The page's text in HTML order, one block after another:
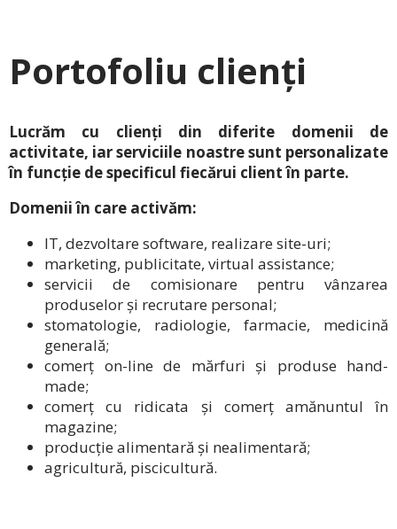
Portofoliu clienți
Lucrăm cu clienți din diferite domenii de
activitate, iar serviciile noastre sunt personalizate
în funcție de specificul fiecărui client în parte.
Domenii în care activăm:
IT, dezvoltare software, realizare site-uri;
marketing, publicitate, virtual assistance;
servicii de comisionare pentru vânzarea
produselor și recrutare personal;
stomatologie, radiologie, farmacie, medicină
generală;
comerț on-line de mărfuri și produse hand-
made;
comerț cu ridicata și comerț amănuntul în
magazine;
producție alimentară și nealimentară;
agricultură, piscicultură.